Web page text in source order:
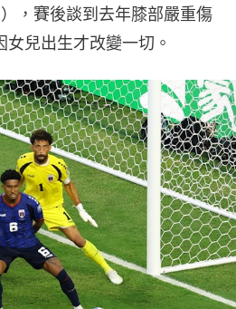
，賽後談到去年膝部嚴重傷
兒出生才改變一切。